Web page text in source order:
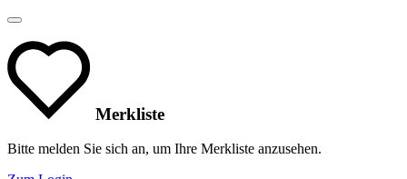
Merkliste
Bitte melden Sie sich an, um Ihre Merkliste anzusehen.